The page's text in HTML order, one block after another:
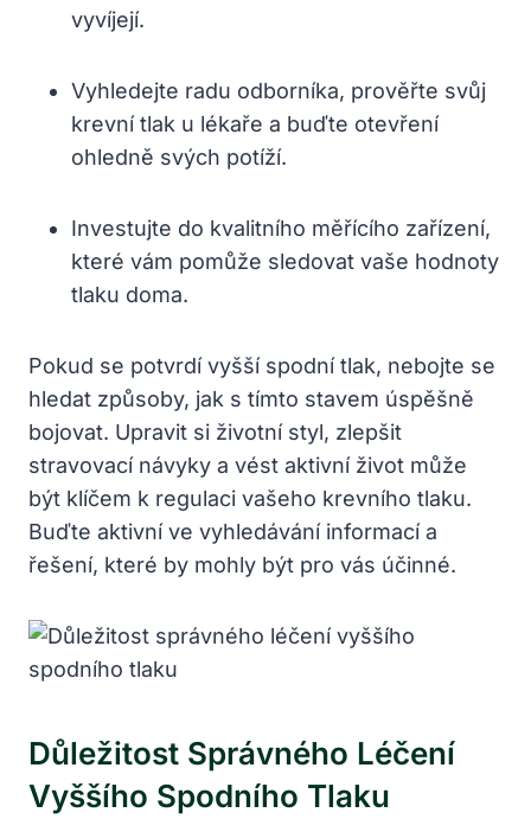
vyvíjejí.
Vyhledejte radu odborníka, prověřte svůj
krevní tlak u lékaře a buďte otevření
ohledně svých potíží.
Investujte do kvalitního měřícího zařízení,
které vám pomůže sledovat vaše hodnoty
tlaku doma.
Pokud se potvrdí vyšší spodní tlak, nebojte se
hledat způsoby, jak s tímto stavem úspěšně
bojovat. Upravit si životní styl, zlepšit
stravovací návyky a vést aktivní život může
být klíčem k regulaci vašeho krevního tlaku.
Buďte aktivní ve vyhledávání informací a
řešení, které by mohly být pro vás účinné.
Důležitost Správného Léčení
Vyššího Spodního Tlaku